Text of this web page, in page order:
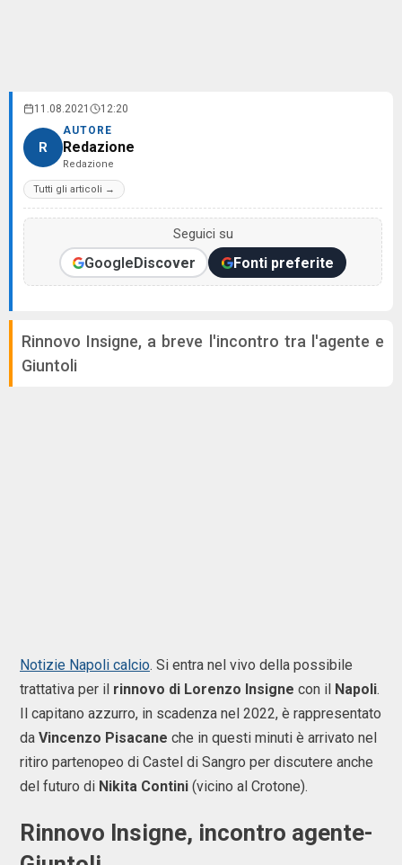
11.08.2021 12:20
R
AUTORE
Redazione
Redazione
Tutti gli articoli →
Seguici su
GoogleDiscover Fonti preferite
Rinnovo Insigne, a breve l'incontro tra l'agente e
Giuntoli
Notizie Napoli calcio. Si entra nel vivo della possibile
trattativa per il rinnovo di Lorenzo Insigne con il Napoli.
Il capitano azzurro, in scadenza nel 2022, è rappresentato
da Vincenzo Pisacane che in questi minuti è arrivato nel
ritiro partenopeo di Castel di Sangro per discutere anche
del futuro di Nikita Contini (vicino al Crotone).
Rinnovo Insigne, incontro agente-